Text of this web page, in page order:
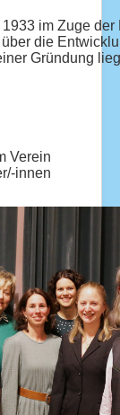
im Zuge
die
Gründung
Verein
innen